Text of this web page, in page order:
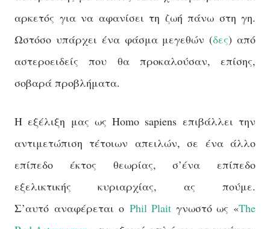
αρκετός για να αφανίσει τη ζωή πάνω στη γη.
Ωστόσο υπάρχει ένα φάσμα μεγεθών (δες) από
αστεροειδείς που θα προκαλούσαν, επίσης,
σοβαρά προβλήματα.
Η εξέλιξη μας ως Homo sapiens επιβάλλει την
αντιμετώπιση τέτοιων απειλών, σε ένα άλλο
επίπεδο έκτος θεωρίας, σ’ένα επίπεδο
εξελικτικής κυριαρχίας, ας πούμε.
Σ’αυτό αναφέρεται ο Phil Plait γνωστό ως «The